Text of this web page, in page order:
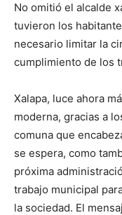
No omitió el alcalde
tuvieron los
necesario limitar la
cumplimiento de los
Xalapa, luce ahora
moderna, gracias a
comuna que
se espera, como
próxima
trabajo municipal
la sociedad. El